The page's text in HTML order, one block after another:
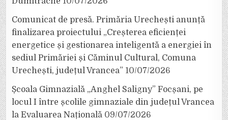
Comunicat de presă. Primăria Urechești anunță
finalizarea proiectului „Creșterea eficienței
energetice și gestionarea inteligentă a energiei în
sediul Primăriei și Căminul Cultural, Comuna
Urechești, județul Vrancea” 10/07/2026
Școala Gimnazială „Anghel Saligny” Focșani, pe
locul I între școlile gimnaziale din județul Vrancea
la Evaluarea Națională 09/07/2026